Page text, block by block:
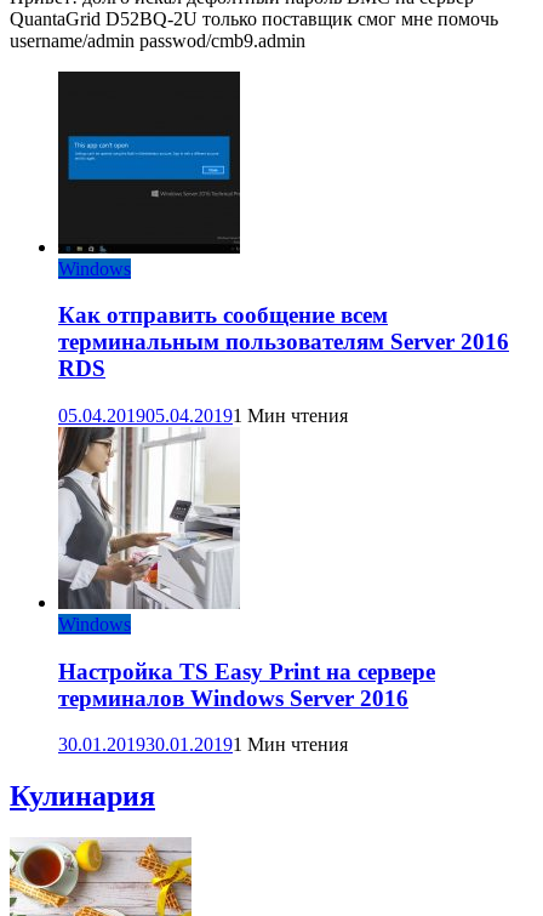
QuantaGrid D52BQ-2U только поставщик смог мне помочь
username/admin passwod/cmb9.admin
Windows
Как отправить сообщение всем
терминальным пользователям Server 2016
RDS
05.04.201905.04.20191 Мин чтения
Windows
Настройка TS Easy Print на сервере
терминалов Windows Server 2016
30.01.201930.01.20191 Мин чтения
Кулинария